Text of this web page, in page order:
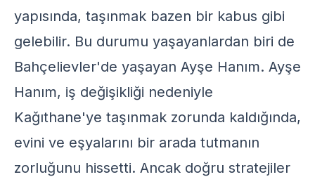
yapısında, taşınmak bazen bir kabus gibi
gelebilir. Bu durumu yaşayanlardan biri de
Bahçelievler'de yaşayan Ayşe Hanım. Ayşe
Hanım, iş değişikliği nedeniyle
Kağıthane'ye taşınmak zorunda kaldığında,
evini ve eşyalarını bir arada tutmanın
zorluğunu hissetti. Ancak doğru stratejiler